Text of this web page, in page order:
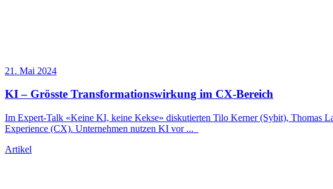
21. Mai 2024
KI – Grösste Transformationswirkung im CX-Bereich
Im Expert-Talk «Keine KI, keine Kekse» diskutierten Tilo Kerner (Sybit), Thomas
Experience (CX). Unternehmen nutzen KI vor ...
Artikel